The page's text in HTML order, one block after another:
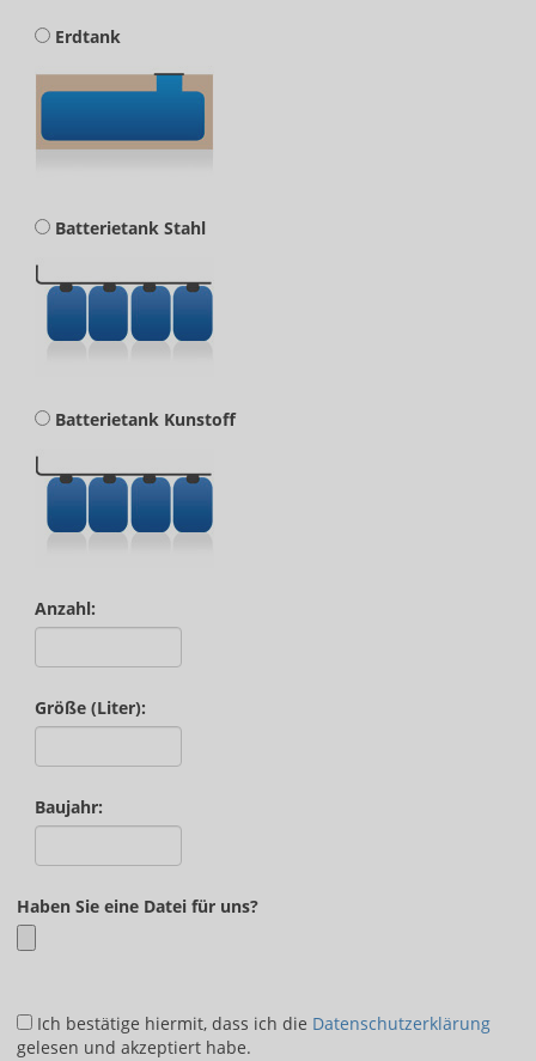
Erdtank
Batterietank Stahl
Batterietank Kunstoff
Anzahl:
Größe (Liter):
Baujahr:
Haben Sie eine Datei für uns?
Ich bestätige hiermit, dass ich die Datenschutzerklärung
gelesen und akzeptiert habe.